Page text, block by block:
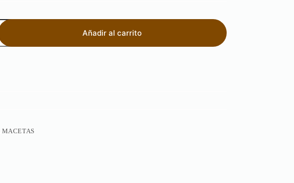
Añadir al carrito
MACETAS